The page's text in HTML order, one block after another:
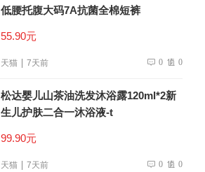
低腰托腹大码7A抗菌全棉短裤
55.90元
天猫 7天前 0 0
松达婴儿山茶油洗发沐浴露120ml*2新
生儿护肤二合一沐浴液-t
99.90元
天猫 7天前 0 0